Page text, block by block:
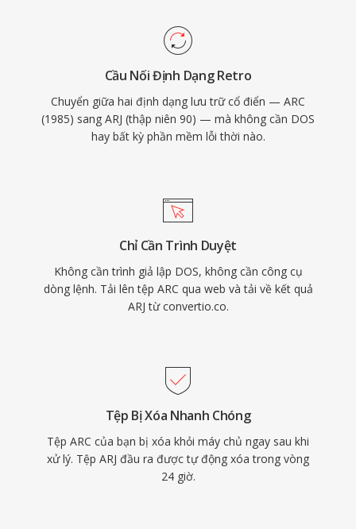
Cầu Nối Định Dạng Retro
Chuyển giữa hai định dạng lưu trữ cổ điển — ARC
(1985) sang ARJ (thập niên 90) — mà không cần DOS
hay bất kỳ phần mềm lỗi thời nào.
Chỉ Cần Trình Duyệt
Không cần trình giả lập DOS, không cần công cụ
dòng lệnh. Tải lên tệp ARC qua web và tải về kết quả
ARJ từ convertio.co.
Tệp Bị Xóa Nhanh Chóng
Tệp ARC của bạn bị xóa khỏi máy chủ ngay sau khi
xử lý. Tệp ARJ đầu ra được tự động xóa trong vòng
24 giờ.